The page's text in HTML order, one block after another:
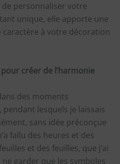
personnaliser votre
unique, elle apporte une
caractère à votre décoration
créer de l’harmonie
des moments
lesquels je laissais
sans idée préconçue
fallu des heures et des
et des feuilles, que j’ai
garder que les symboles